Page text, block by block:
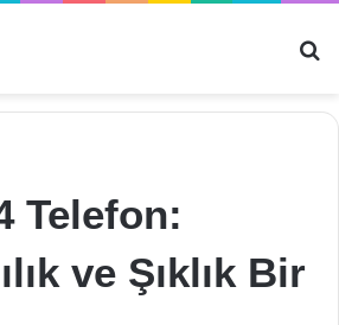
Telefon:
ve Şıklık Bir